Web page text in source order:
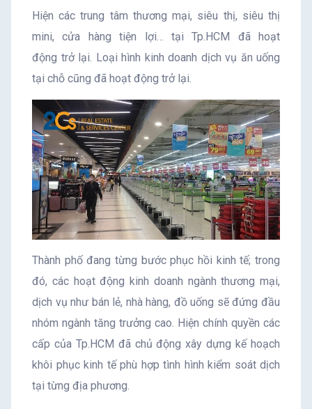
Hiện các trung tâm thương mại, siêu thị, siêu thị
mini, cửa hàng tiện lợi… tại Tp.HCM đã hoạt
động trở lại. Loại hình kinh doanh dịch vụ ăn uống
tại chỗ cũng đã hoạt động trở lại.
Thành phố đang từng bước phục hồi kinh tế; trong
đó, các hoạt động kinh doanh ngành thương mại,
dịch vụ như bán lẻ, nhà hàng, đồ uống sẽ đứng đầu
nhóm ngành tăng trưởng cao. Hiện chính quyền các
cấp của Tp.HCM đã chủ động xây dựng kế hoạch
khôi phục kinh tế phù hợp tình hình kiểm soát dịch
tại từng địa phương.